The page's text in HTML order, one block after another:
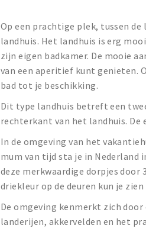
Op een prachtige plek, tussen
landhuis. Het landhuis is erg
zijn eigen badkamer. De mooie
van een aperitief kunt genieten.
bad tot je beschikking.
Dit type landhuis betreft een
rechterkant van het landhuis.
In de omgeving van het
mum van tijd sta je in Nederland
deze merkwaardige dorpjes door
driekleur op de deuren kun je
De omgeving kenmerkt zich
landerijen, akkervelden en het